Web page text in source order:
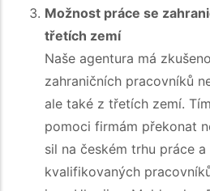
Možnost práce se
třetích zemí
Naše agentura má
zahraničních pracovníků
ale také z třetích zemí.
pomoci firmám překonat
sil na českém trhu práce
kvalifikovaných